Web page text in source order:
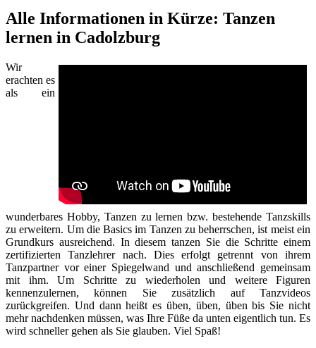
Alle Informationen in Kürze: Tanzen
lernen in Cadolzburg
Wir
erachten es
als ein
wunderbares Hobby, Tanzen zu lernen bzw. bestehende Tanzskills
zu erweitern. Um die Basics im Tanzen zu beherrschen, ist meist ein
Grundkurs ausreichend. In diesem tanzen Sie die Schritte einem
zertifizierten Tanzlehrer nach. Dies erfolgt getrennt von ihrem
Tanzpartner vor einer Spiegelwand und anschließend gemeinsam
mit ihm. Um Schritte zu wiederholen und weitere Figuren
kennenzulernen, können Sie zusätzlich auf Tanzvideos
zurückgreifen. Und dann heißt es üben, üben, üben bis Sie nicht
mehr nachdenken müssen, was Ihre Füße da unten eigentlich tun. Es
wird schneller gehen als Sie glauben. Viel Spaß!